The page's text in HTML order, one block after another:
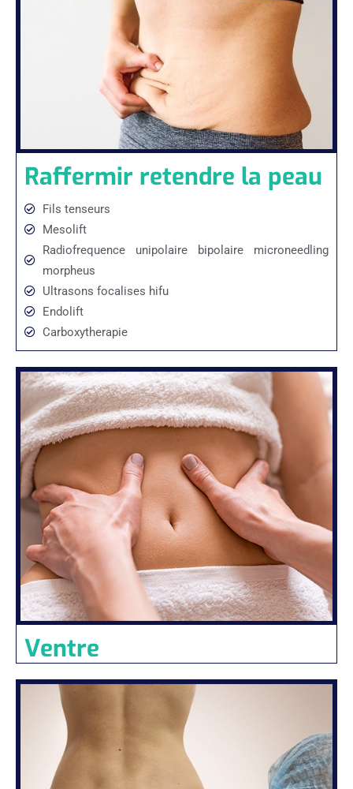
Raffermir retendre la peau
Fils tenseurs
Mesolift
Radiofrequence unipolaire bipolaire microneedling
morpheus
Ultrasons focalises hifu
Endolift
Carboxytherapie
Ventre